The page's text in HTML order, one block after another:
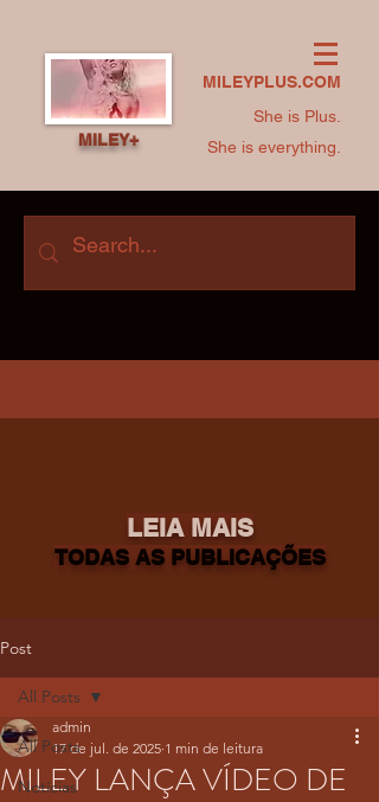
MILEYPLUS.COM
She is Plus.
She is everything.
MILEY+
LEIA MAIS
TODAS AS PUBLICAÇÕES
Post
All Posts
Notícias
All Posts
MILEY LANÇA VÍDEO DE
admin
17 de jul. de 2025 1 min de leitura